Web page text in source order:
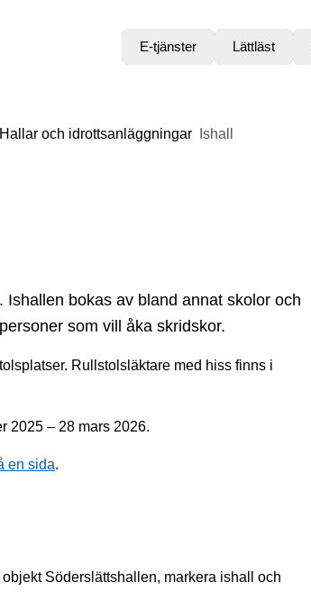
E-tjänster
Lättläst
Hallar och idrottsanläggningar Ishall
bokas av bland annat skolor och
som vill åka skridskor.
Rullstolsläktare med hiss finns i
2025 – 28 mars 2026.
en sida.
Söderslättshallen, markera ishall och